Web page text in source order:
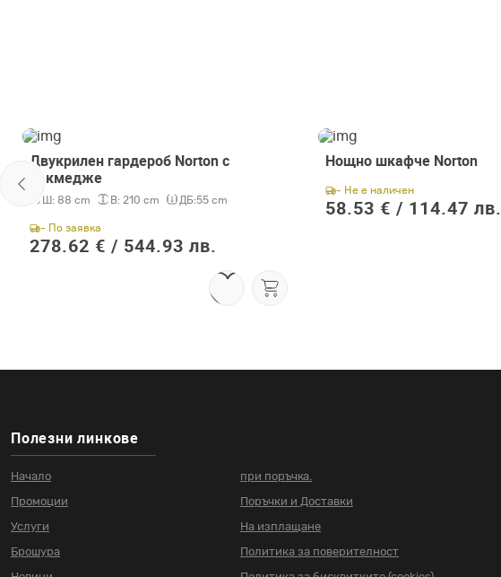
Двукрилен гардероб Norton с
чекмедже
Ш: 88 cm В: 210 cm ДБ:55 cm
- По заявка
278.62 € / 544.93 лв.
Нощно шкафче Norton
- Не е наличен
58.53 € / 114.47 лв.
Полезни линкове
Начало
Промоции
Услуги
Брошура
при поръчка.
Поръчки и Доставки
На изплащане
Политика за поверителност